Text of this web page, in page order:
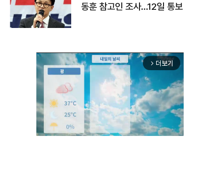
동훈 참고인 조사...12일 통보
arrow_forward_ios 더보기